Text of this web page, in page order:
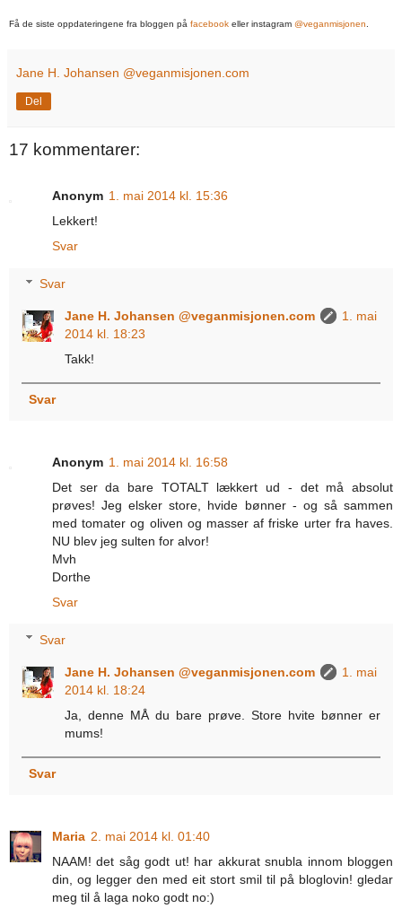
Få de siste oppdateringene fra bloggen på facebook eller instagram @veganmisjonen
Jane H. Johansen @veganmisjonen.com
Del
17 kommentarer:
Anonym 1. mai 2014 kl. 15:36
Lekkert!
Svar
Svar
Jane H. Johansen @veganmisjonen.com
1. mai
2014 kl. 18:23
Takk!
Svar
Anonym 1. mai 2014 kl. 16:58
Det ser da bare TOTALT lækkert ud - det må absolut
prøves! Jeg elsker store, hvide bønner - og så sammen
med tomater og oliven og masser af friske urter fra haves.
NU blev jeg sulten for alvor!
Mvh
Dorthe
Svar
Svar
Jane H. Johansen @veganmisjonen.com
1. mai
2014 kl. 18:24
Ja, denne MÅ du bare prøve. Store hvite bønner er
mums!
Svar
Maria 2. mai 2014 kl. 01:40
NAAM! det såg godt ut! har akkurat snubla innom bloggen
din, og legger den med eit stort smil til på bloglovin! gledar
meg til å laga noko godt no:)